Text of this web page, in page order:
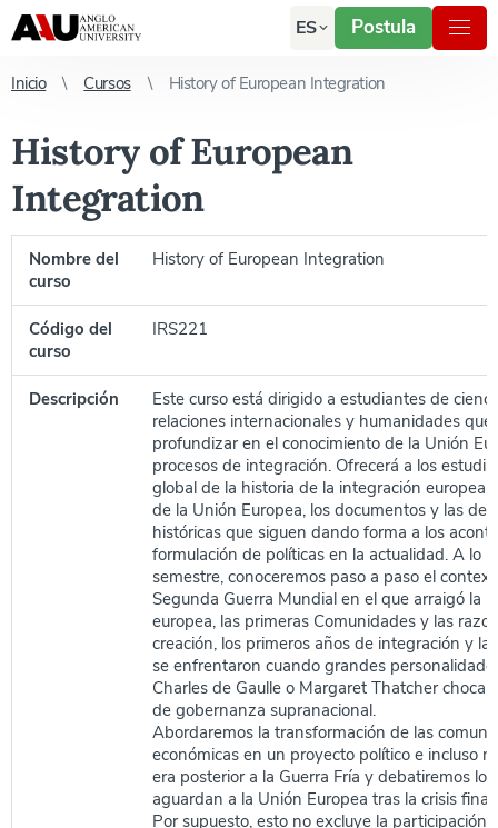
ES Postula
Inicio Cursos History of European Integration
History of European
Integration
Nombre del
curso
History of European Integration
Código del
curso
IRS221
Descripción
Este curso está dirigido a estudiantes de
relaciones internacionales y humanidades que
profundizar en el conocimiento de la Unión
procesos de integración. Ofrecerá a los
global de la historia de la integración europea,
de la Unión Europea, los documentos y las
históricas que siguen dando forma a los
formulación de políticas en la actualidad. A lo
semestre, conoceremos paso a paso el
Segunda Guerra Mundial en el que arraigó la
europea, las primeras Comunidades y las
creación, los primeros años de integración y
se enfrentaron cuando grandes
Charles de Gaulle o Margaret Thatcher
de gobernanza supranacional.
Abordaremos la transformación de las
económicas en un proyecto político e incluso
era posterior a la Guerra Fría y debatiremos
aguardan a la Unión Europea tras la crisis
Por supuesto, esto no excluye la participación